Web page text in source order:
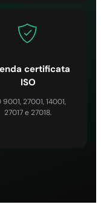
certificata
ISO
9001, 27001, 14001,
27017 e 27018.